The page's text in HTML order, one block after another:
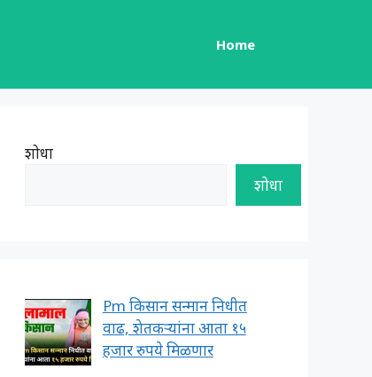
Home
शोधा
शोधा
Pm किसान सन्मान निधीत
वाढ, शेतकऱ्यांना आता १५
हजार रुपये मिळणार